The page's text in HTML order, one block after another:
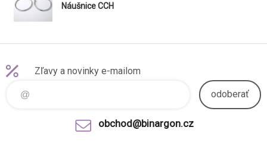
Náušnice CCH
Zľavy a novinky e-mailom
odoberať
obchod@binargon.cz